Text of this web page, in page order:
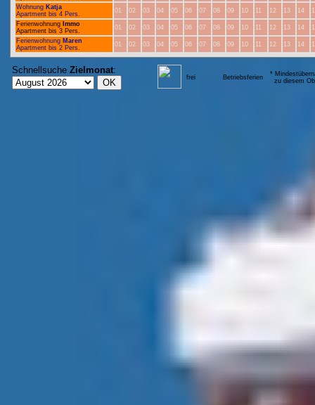
Wohnung Katja
Apartment bis 4 Pers.
01 02 03 04 05 06 07 08 09 10 11 12 13 14
Ferienwohnung Immo
Apartment bis 3 Pers.
01 02 03 04 05 06 07 08 09 10 11 12 13 14
Ferienwohnung Maren
Apartment bis 2 Pers.
01 02 03 04 05 06 07 08 09 10 11 12 13 14
Schnellsuche Zielmonat:
frei Betriebsferien
*
zu diesem